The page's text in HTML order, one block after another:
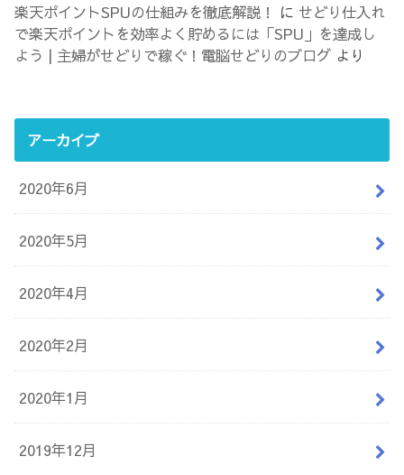
楽天ポイントSPUの仕組みを徹底解説！ にせどり仕入れ
で楽天ポイントを効率よく貯めるには「SPU」を達成し
よう | 主婦がせどりで稼ぐ！電脳せどりのブログ より
アーカイブ
2020年6月
2020年5月
2020年4月
2020年2月
2020年1月
2019年12月